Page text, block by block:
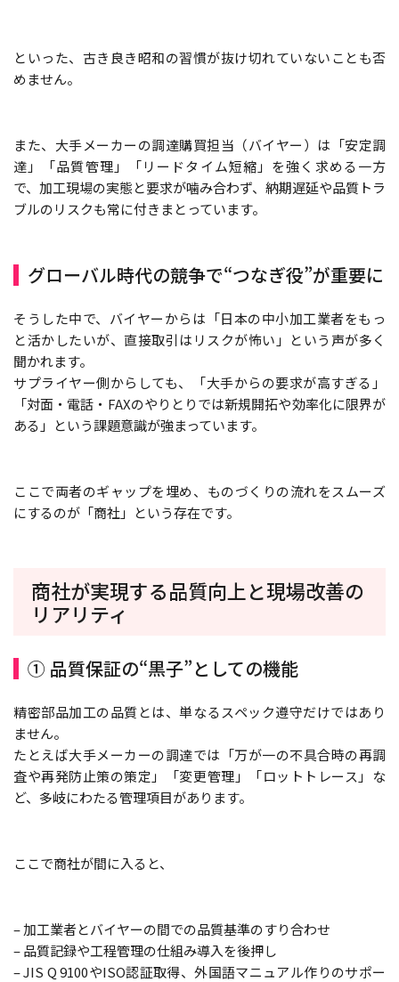
といった、古き良き昭和の習慣が抜け切れていないことも否
めません。
また、大手メーカーの調達購買担当（バイヤー）は「安定調
達」「品質管理」「リードタイム短縮」を強く求める一方
で、加工現場の実態と要求が噛み合わず、納期遅延や品質トラ
ブルのリスクも常に付きまとっています。
グローバル時代の競争で“つなぎ役”が重要に
そうした中で、バイヤーからは「日本の中小加工業者をもっ
と活かしたいが、直接取引はリスクが怖い」という声が多く
聞かれます。
サプライヤー側からしても、「大手からの要求が高すぎる」
「対面・電話・FAXのやりとりでは新規開拓や効率化に限界が
ある」という課題意識が強まっています。
ここで両者のギャップを埋め、ものづくりの流れをスムーズ
にするのが「商社」という存在です。
商社が実現する品質向上と現場改善の
リアリティ
① 品質保証の“黒子”としての機能
精密部品加工の品質とは、単なるスペック遵守だけではあり
ません。
たとえば大手メーカーの調達では「万が一の不具合時の再調
査や再発防止策の策定」「変更管理」「ロットトレース」な
ど、多岐にわたる管理項目があります。
ここで商社が間に入ると、
– 加工業者とバイヤーの間での品質基準のすり合わせ
– 品質記録や工程管理の仕組み導入を後押し
– JIS Q 9100やISO認証取得、外国語マニュアル作りのサポー